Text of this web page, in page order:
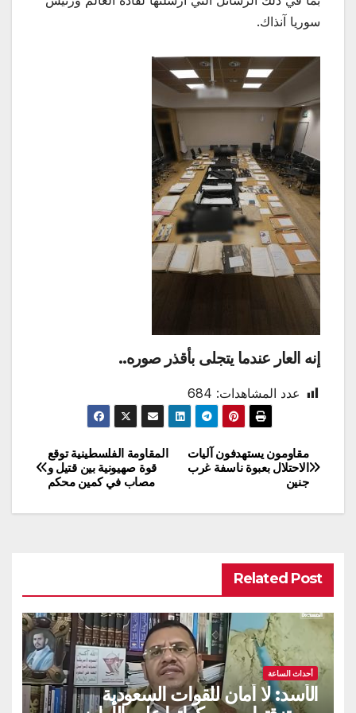
سوريا آنذاك.
إنه العار عندما يتجلى بأقذر صوره..
عدد المشاهدات: 684
تصفّح
المقالات
المقاومة الفلسطينية توقع
قوة صهيونية بين قتيل و
مصاب في كمين محكم
مقاومون يستهدفون آليات
الاحتلال بعبوة ناسفة غرب
جنين
Related Post
أحداث الساعة
الأسد: لا أمان للقوات السعودية